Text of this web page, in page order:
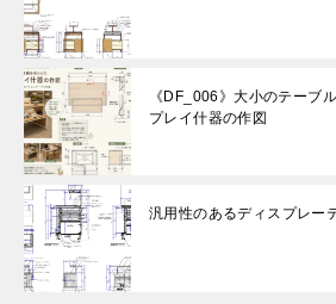
《DF_006》大小のテーブ
プレイ什器の作図
汎用性のあるディスプレー